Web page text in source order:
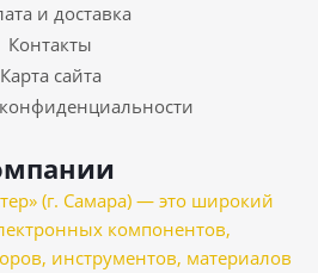
и доставка
Контакты
Карта сайта
(г. Самара) — это широкий
компонентов,
инструментов, материалов